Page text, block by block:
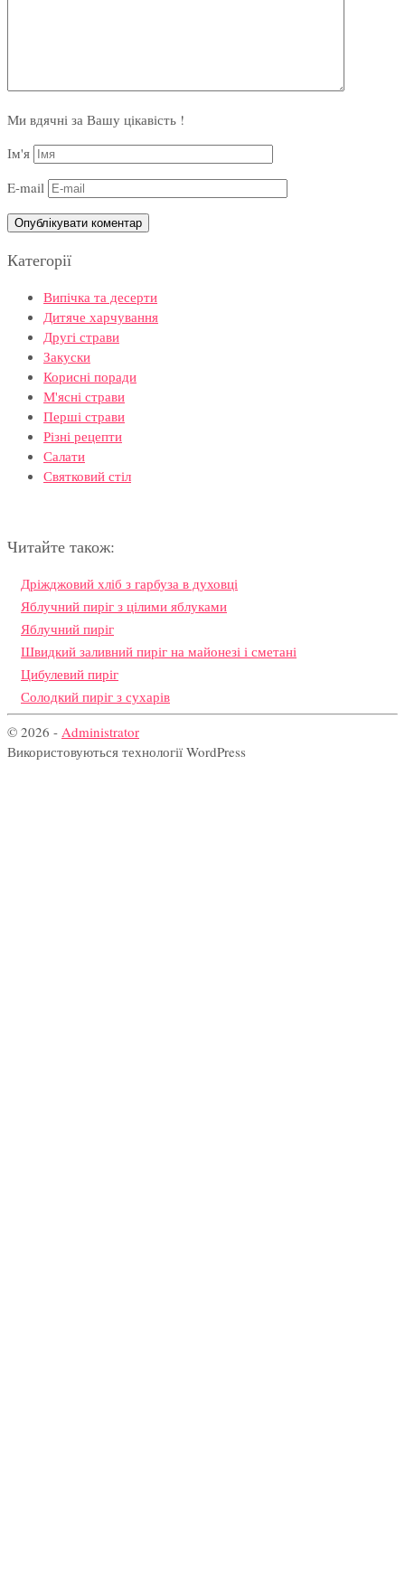
Ми вдячні за Вашу цікавість !
Ім'я
E-mail
Категорії
Випічка та десерти
Дитяче харчування
Другі страви
Закуски
Корисні поради
М'ясні страви
Перші страви
Різні рецепти
Салати
Святковий стіл
Читайте також:
Дріжджовий хліб з гарбуза в духовці
Яблучний пиріг з цілими яблуками
Яблучний пиріг
Швидкий заливний пиріг на майонезі і сметані
Цибулевий пиріг
Солодкий пиріг з сухарів
© 2026 - Administrator
Використовуються технології WordPress